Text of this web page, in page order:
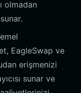
olmadan
EagleSwap ve
erişmenizi
sunar ve